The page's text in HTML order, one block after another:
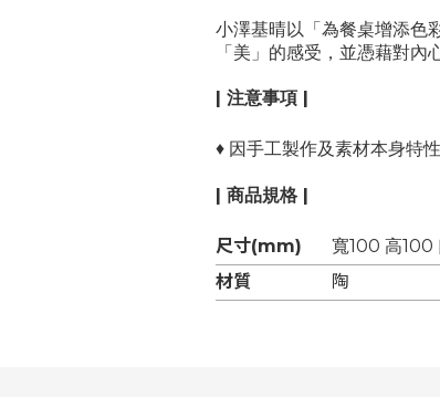
小澤基晴以「為餐桌增添色
「美」的感受，並憑藉對
| 注意事項 |
♦ 因手工製作及素材本身特
| 商品規格 |
尺寸(mm)
寬100 高
材質
陶